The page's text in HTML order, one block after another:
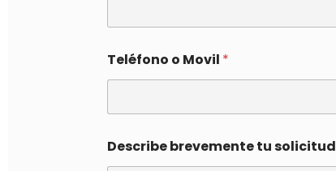
Teléfono o Movil *
Describe brevemente tu solicitud